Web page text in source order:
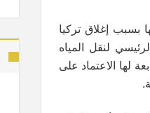
بسبب إغلاق تركيا
كونها المصدر الرئيسي لنقل المياه
لها الاعتماد على